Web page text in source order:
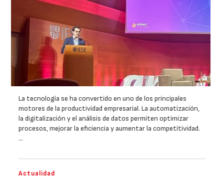
La tecnología se ha convertido en uno de los principales
motores de la productividad empresarial. La automatización,
la digitalización y el análisis de datos permiten optimizar
procesos, mejorar la eficiencia y aumentar la competitividad.
…
Actualidad